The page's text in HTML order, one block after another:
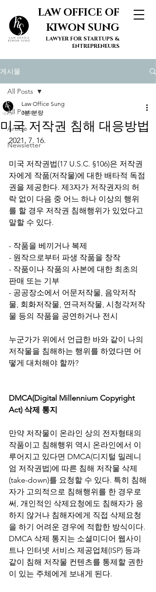
LAW OFFICE OF
KIWON SUNG
LAWYER FOR STARTUPS &
ENTREPRENEURS
게시물
All Posts
Article
Newsletter
All Posts
미국 저작권 침해 대응방법
Law Office Sung
3분 분량
2021. 7. 16.
미국 저작권법(17 U.S.C. §106)은 저작권
자에게 작품(저작물)에 대한 배타적 독점
권을 제공한다. 제3자가 저작권자의 허
락 없이 다음 중 어느 하나 이상의 행위
를 할 경우 저작권 침해행위가 있었다고
말할 수 있다.
- 작품을 베끼거나 복제
- 원작으로부터 파생 작품을 창작
- 작품이나 작품의 사본에 대한 최초의
판매 또는 기부
- 공공장소에서 어문저작물, 음악저작
물, 회화저작물, 연극저작물, 시청각저작
물 등의 작품을 공연하거나 전시
누군가가 위에서 언급한 바와 같이 나의
저작물을 침해하는 행위를 하였다면 어
떻게 대처해야 할까?
DMCA(Digital Millennium Copyright
Act) 삭제 통지
만약 저작물이 온라인 상의 전자형태의
작품이고 침해행위 역시 온라인에서 이
루어지고 있다면 DMCA(디지털 밀레니
엄 저작권법)에 따른 침해 저작물 삭제
(take-down)를 요청할 수 있다. 특히 침해
자가 고의적으로 침해행위를 한 경우로
써, 개인적인 삭제요청에도 침해자가 응
하지 않거나 침해자에게 직접 삭제요청
을 하기 어려운 경우에 적합한 방식이다.
DMCA 삭제 통지는 소셜미디어 웹사이
트나 인터넷 서비스 제공업체(ISP) 등과
같이 침해 저작물 컨텐츠를 통제할 권한
이 있는 주체에게 보내게 된다.